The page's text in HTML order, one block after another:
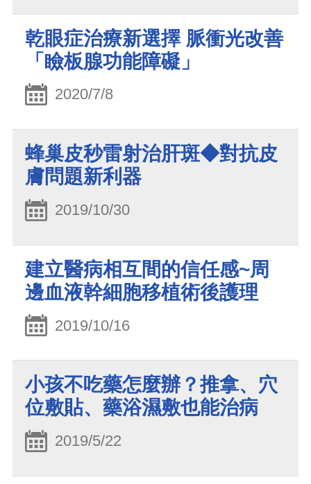
乾眼症治療新選擇 脈衝光改善
「瞼板腺功能障礙」
2020/7/8
蜂巢皮秒雷射治肝斑◆對抗皮
膚問題新利器
2019/10/30
建立醫病相互間的信任感~周
邊血液幹細胞移植術後護理
2019/10/16
小孩不吃藥怎麼辦？推拿、穴
位敷貼、藥浴濕敷也能治病
2019/5/22